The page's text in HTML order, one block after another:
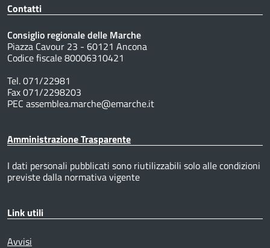
Contatti
Consiglio regionale delle Marche
Piazza Cavour 23 - 60121 Ancona
Codice fiscale 80006310421
Tel. 071/22981
Fax 071/2298203
PEC assemblea.marche@emarche.it
Amministrazione Trasparente
I dati personali pubblicati sono riutilizzabili solo alle condizioni
previste dalla normativa vigente
Link utili
Avvisi